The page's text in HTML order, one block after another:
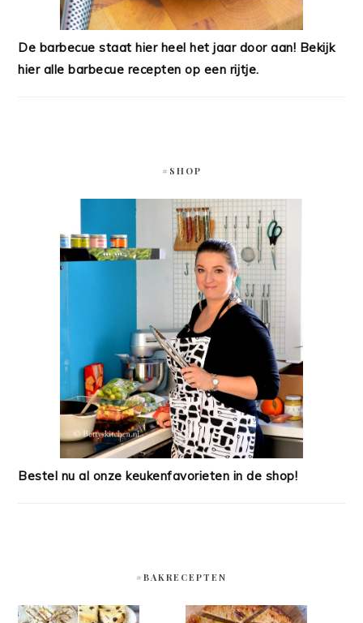
De barbecue staat hier heel het jaar door aan! Bekijk
hier alle barbecue recepten op een rijtje.
#SHOP
Bestel nu al onze keukenfavorieten in de shop!
#BAKRECEPTEN